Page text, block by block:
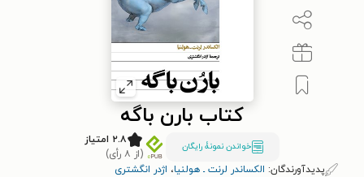
کتاب بارن باگه
خواندن نمونۀ رایگان
۲.۸ امتیاز
(از ۸ رأی)
پدیدآورندگان: الکساندر لرنت ـ هولنیا، اژدر انگشتری